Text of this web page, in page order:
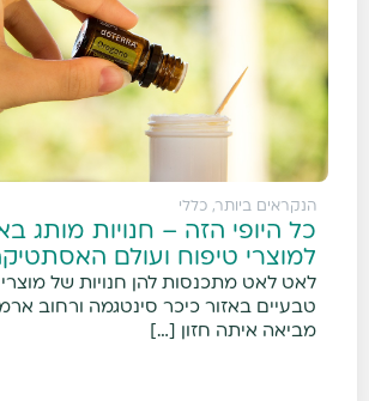
הנקראים ביותר, כללי
כל היופי הזה – חנויות מותג
למוצרי טיפוח ועולם
לאט לאט מתכנסות להן חנויות של מוצרי
טבעיים באזור כיכר סינטגמה ורחוב
מביאה איתה חזון […]